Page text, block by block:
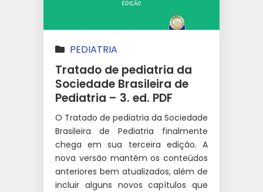
PEDIATRIA
Tratado de pediatria da
Sociedade Brasileira de
Pediatria – 3. ed. PDF
O Tratado de pediatria da Sociedade
Brasileira de Pediatria finalmente
chega em sua terceira edição. A
nova versão mantém os conteúdos
anteriores bem atualizados, além de
incluir alguns novos capítulos que